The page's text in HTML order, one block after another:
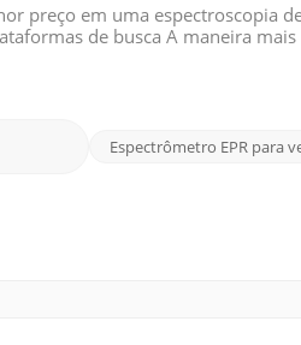
preço em uma espectroscopia
de busca A maneira
Espectrômetro EPR para